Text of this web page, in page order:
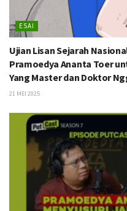
ESAI
Ujian Lisan Sejarah
Pramoedya Ananta Toer
Yang Master dan Doktor
21 MEI 2025